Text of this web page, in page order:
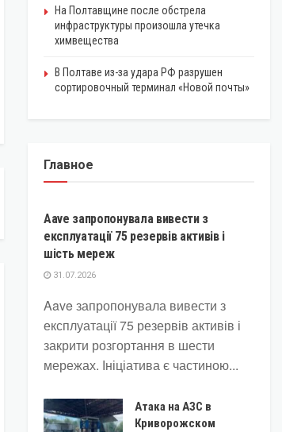
На Полтавщине после обстрела
инфраструктуры произошла утечка
химвещества
В Полтаве из-за удара РФ разрушен
сортировочный терминал «Новой почты»
Главное
КРИПТОВАЛЮТА
Aave запропонувала вивести з
експлуатації 75 резервів активів і
шість мереж
31.07.2026
Aave запропонувала вивести з
експлуатації 75 резервів активів і
закрити розгортання в шести
мережах. Ініціатива є частиною...
Атака на АЗС в
Криворожском